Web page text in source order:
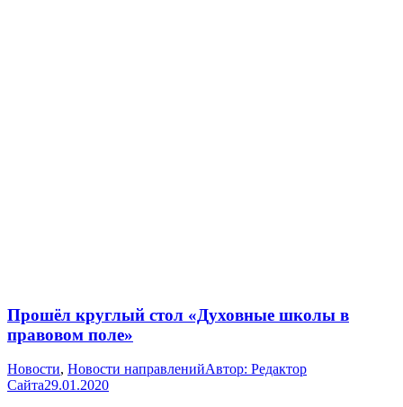
Прошёл круглый стол «Духовные школы в
правовом поле»
Новости, Новости направленийАвтор: Редактор
Сайта29.01.2020